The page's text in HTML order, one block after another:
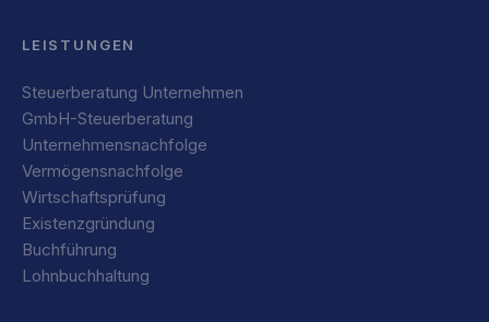
LEISTUNGEN
Steuerberatung Unternehmen
GmbH-Steuerberatung
Unternehmensnachfolge
Vermögensnachfolge
Wirtschaftsprüfung
Existenzgründung
Buchführung
Lohnbuchhaltung